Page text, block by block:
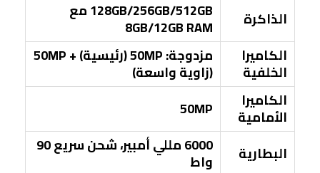
الذاكرة
128GB/256GB/512GB مع
8GB/12GB RAM
الكاميرا
الخلفية
مزدوجة: 50MP (رئيسية) + 50MP
(زاوية واسعة)
الكاميرا
الأمامية
50MP
البطارية
6000 مللي أمبير، شحن سريع 90
واط